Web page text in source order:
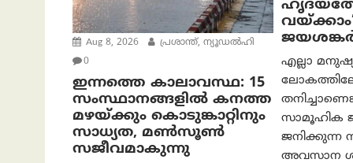
Aug 8, 2026
പ്രശാന്ത്, ന്യൂഡല്‍ഹി
0
ഇന്നത്തെ കാലാവസ്ഥ: 15
സംസ്ഥാനങ്ങളിൽ കനത്ത
മഴയ്ക്കും കൊടുങ്കാറ്റിനും
സാധ്യത, മൺസൂൺ
സജീവമാകുന്നു
എല്ലാ
സാമൂഹിക
ജനിക്കുന്ന
അവസാന